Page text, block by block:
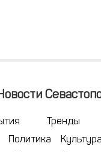
Тренды
Политика Культура